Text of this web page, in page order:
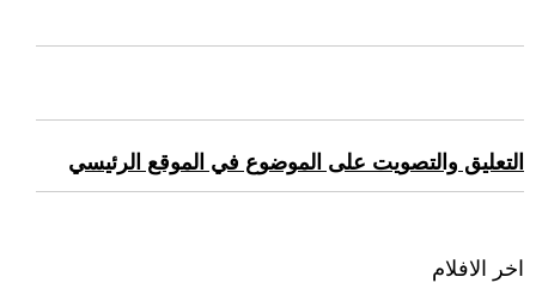
التعليق والتصويت على الموضوع في الموقع الرئيسي
اخر الافلام